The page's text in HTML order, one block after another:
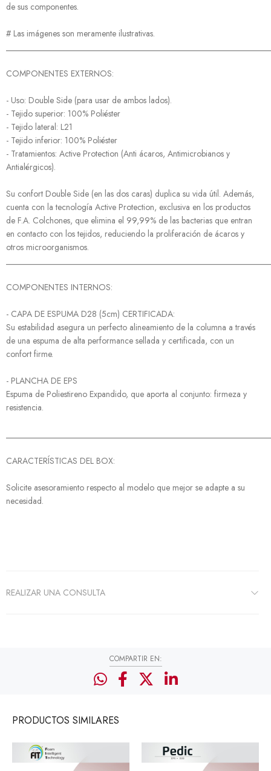
de sus componentes.
# Las imágenes son meramente ilustrativas.
COMPONENTES EXTERNOS:
- Uso: Double Side (para usar de ambos lados).
- Tejido superior: 100% Poliéster
- Tejido lateral: L21
- Tejido inferior: 100% Poliéster
- Tratamientos: Active Protection (Anti ácaros, Antimicrobianos y
Antialérgicos).
Su confort Double Side (en las dos caras) duplica su vida útil. Además,
cuenta con la tecnología Active Protection, exclusiva en los productos
de F.A. Colchones, que elimina el 99,99% de las bacterias que entran
en contacto con los tejidos, reduciendo la proliferación de ácaros y
otros microorganismos.
COMPONENTES INTERNOS:
- CAPA DE ESPUMA D28 (5cm) CERTIFICADA:
Su estabilidad asegura un perfecto alineamiento de la columna a través
de una espuma de alta performance sellada y certificada, con un
confort firme.
- PLANCHA DE EPS
Espuma de Poliestireno Expandido, que aporta al conjunto: firmeza y
resistencia.
CARACTERÍSTICAS DEL BOX:
Solicite asesoramiento respecto al modelo que mejor se adapte a su
necesidad.
REALIZAR UNA CONSULTA
COMPARTIR EN:
PRODUCTOS SIMILARES